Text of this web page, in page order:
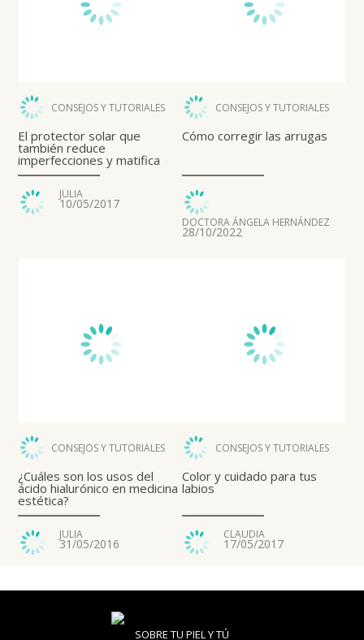
CONSEJOS Y TUTORIALES
El protector solar que
también reduce
imperfecciones y matifica
JULIA
10/05/2017
CONSEJOS Y TUTORIALES
Cómo corregir las arrugas
DOCTORA ÁNGELA HERNÁNDEZ
28/10/2022
CONSEJOS Y TUTORIALES
¿Cuáles son los usos del
ácido hialurónico en medicina
estética?
JULIA
31/05/2016
CONSEJOS Y TUTORIALES
Color y cuidado para tus
labios
CLAUDIA
17/05/2017
SOBRE TU PIEL Y TÚ